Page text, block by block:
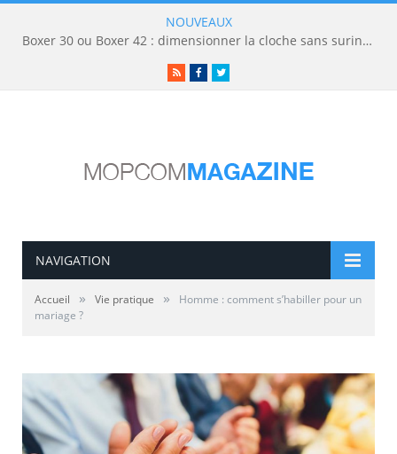
NOUVEAUX
Boxer 30 ou Boxer 42 : dimensionner la cloche sans surinvestir
RSSFacebookTwitter
NAVIGATION
Accueil » Vie pratique »
Homme : comment s’habiller pour un
mariage ?